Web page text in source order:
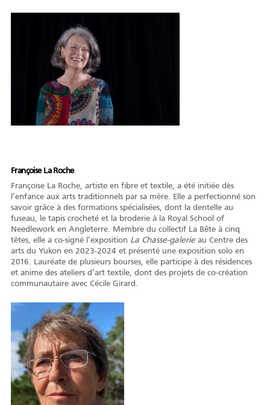
Centre de la
francophonie
Françoise La Roche
Françoise La Roche, artiste en fibre et textile, a été initiée dès
l’enfance aux arts traditionnels par sa mère. Elle a perfectionné son
savoir grâce à des formations spécialisées, dont la dentelle au
fuseau, le tapis crocheté et la broderie à la Royal School of
Needlework en Angleterre. Membre du collectif La Bête à cinq
têtes, elle a co-signé l’exposition La Chasse-galerie au Centre des
arts du Yukon en 2023-2024 et présenté une exposition solo en
2016. Lauréate de plusieurs bourses, elle participe à des résidences
et anime des ateliers d’art textile, dont des projets de co-création
communautaire avec Cécile Girard.